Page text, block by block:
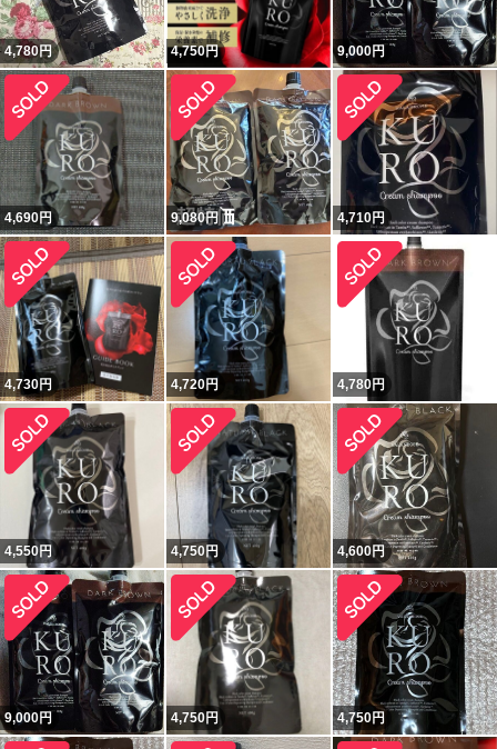
4,780円 4,750円 9,000円
4,690円 9,080円 4,710円
4,730円 4,720円 4,780円
4,550円 4,750円 4,600円
9,000円 4,750円 4,750円